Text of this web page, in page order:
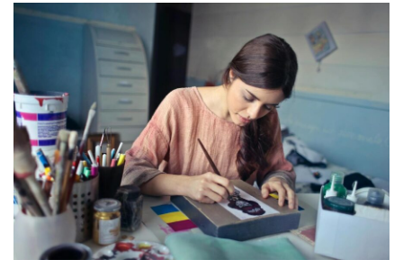
mujer
niñ@s
outlet
Blog
U’ Social
U’ Justo
Contacto
Mi Cuenta
Cart